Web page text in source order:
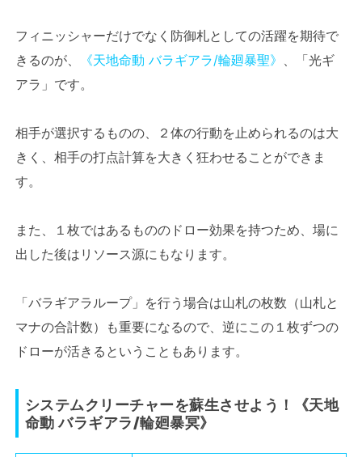
フィニッシャーだけでなく防御札としての活躍を期待で
きるのが、
《天地命動 バラギアラ/輪廻暴聖》 、「光ギ
アラ」です。
相手が選択するものの、２体の行動を止められるのは大
きく、相手の打点計算を大きく狂わせることができま
す。
また、１枚ではあるもののドロー効果を持つため、場に
出した後はリソース源にもなります。
「バラギアラループ」を行う場合は山札の枚数（山札と
マナの合計数）も重要になるので、逆にこの１枚ずつの
ドローが活きるということもあります。
システムクリーチャーを蘇生させよう！《天地
命動 バラギアラ/輪廻暴冥》